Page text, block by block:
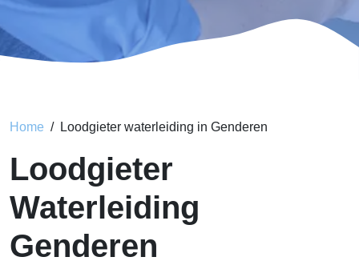
Home Loodgieter waterleiding in Genderen
Loodgieter
Waterleiding
Genderen